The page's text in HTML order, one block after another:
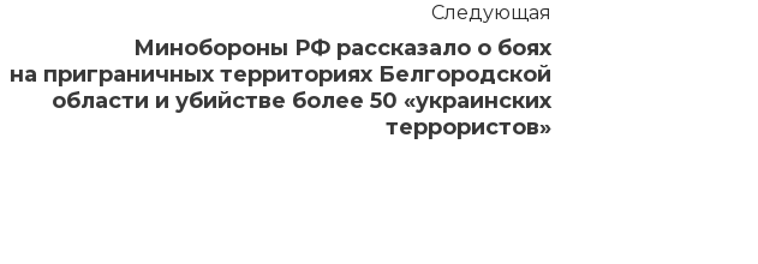
Следующая
Минобороны РФ рассказало о боях
на приграничных территориях Белгородской
области и убийстве более 50 «украинских
террористов»